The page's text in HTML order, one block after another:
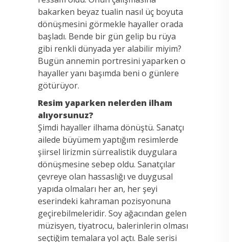
bakarken beyaz tualin nasıl üç boyuta
dönüşmesini görmekle hayaller orada
başladı. Bende bir gün gelip bu rüya
gibi renkli dünyada yer alabilir miyim?
Bugün annemin portresini yaparken o
hayaller yanı başımda beni o günlere
götürüyor.
Resim yaparken nelerden ilham
alıyorsunuz?
Şimdi hayaller ilhama dönüştü. Sanatçı
ailede büyümem yaptığım resimlerde
şiirsel lirizmin sürrealistik duygulara
dönüşmesine sebep oldu. Sanatçılar
çevreye olan hassaslığı ve duygusal
yapıda olmaları her an, her şeyi
eserindeki kahraman pozisyonuna
geçirebilmeleridir. Soy ağacından gelen
müzisyen, tiyatrocu, balerinlerin olması
seçtiğim temalara yol açtı. Bale serisi